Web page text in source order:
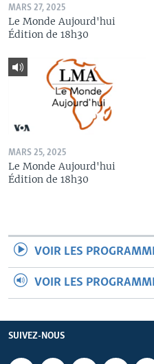
MARS 27, 2025
Le Monde Aujourd'hui
Édition de 18h30
MARS 25, 2025
Le Monde Aujourd'hui
Édition de 18h30
VOIR LES
VOIR LES
SUIVEZ-NOUS